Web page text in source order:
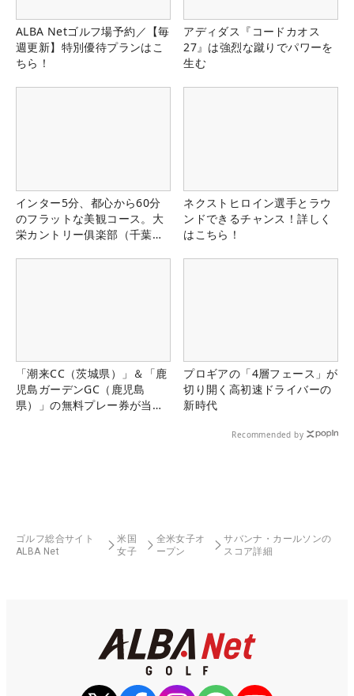
ALBA Netゴルフ場予約／【毎
週更新】特別優待プランはこ
ちら！
アディダス『コードカオス
27』は強烈な蹴りでパワーを
生む
インター5分、都心から60分
のフラットな美観コース。大
栄カントリー俱楽部（千葉
ネクストヒロイン選手とラウ
ンドできるチャンス！詳しく
はこちら！
「潮来CC（茨城県）」＆「鹿
児島ガーデンGC（鹿児島
県）」の無料プレー券が当た
プロギアの「4層フェース」が
切り開く高初速ドライバーの
新時代
Recommended by
ゴルフ総合サイト
ALBA Net
米国
女子
全米女子オ
ープン
サバンナ・カールソンの
スコア詳細